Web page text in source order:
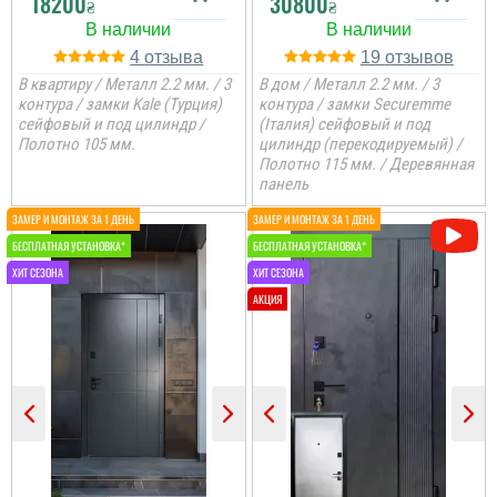
Шукали двері в тамбур і
щоб більше попадало
світла і видно було хто
прийшов, це варіант
дуже надійний для
використання на
декілька квартир, ручка
з нержавіючої сталі та
міцна і довга. Покриття
надійне...
₴
4
В квартиру / Металл 2.2 мм. / 3
контура / замки Kale (Турция)
сейфовый и под цилиндр /
Полотно 105 мм.
₴
19
В дом / Металл 2.2 мм. / 3
контура / замки Securemme
(Італия) сейфовый и под
цилиндр (перекодируемый) /
Полотно 115 мм. / Деревянная
панель